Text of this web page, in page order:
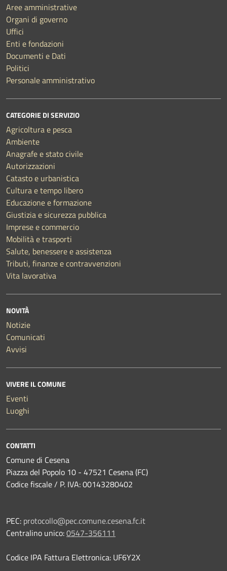
Aree amministrative
Organi di governo
Uffici
Enti e fondazioni
Documenti e Dati
Politici
Personale amministrativo
CATEGORIE DI SERVIZIO
Agricoltura e pesca
Ambiente
Anagrafe e stato civile
Autorizzazioni
Catasto e urbanistica
Cultura e tempo libero
Educazione e formazione
Giustizia e sicurezza pubblica
Imprese e commercio
Mobilità e trasporti
Salute, benessere e assistenza
Tributi, finanze e contravvenzioni
Vita lavorativa
NOVITÀ
Notizie
Comunicati
Avvisi
VIVERE IL COMUNE
Eventi
Luoghi
CONTATTI
Comune di Cesena
Piazza del Popolo 10 - 47521 Cesena (FC)
Codice fiscale / P. IVA: 00143280402
PEC: protocollo@pec.comune.cesena.fc.it
Centralino unico:0547-356111
Codice IPA Fattura Elettronica: UF6Y2X